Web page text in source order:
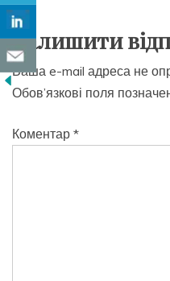
Залишити
Ваша e-mail адреса не
Обов’язкові поля
Коментар *